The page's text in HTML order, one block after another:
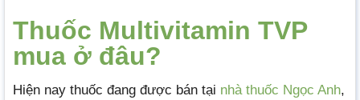
Thuốc Multivitamin TVP
mua ở đâu?
Hiện nay thuốc đang được bán tại nhà thuốc Ngọc Anh,